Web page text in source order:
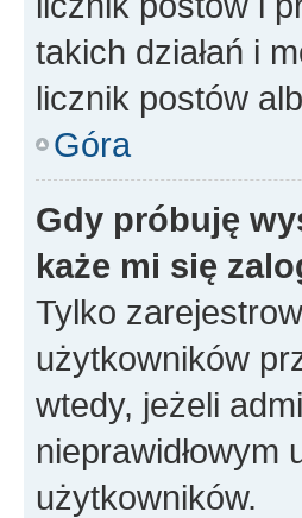
takich działań i
licznik postów
Góra
Gdy próbuję
każe mi się
Tylko
użytkowników
wtedy, jeżeli
użytkowników.